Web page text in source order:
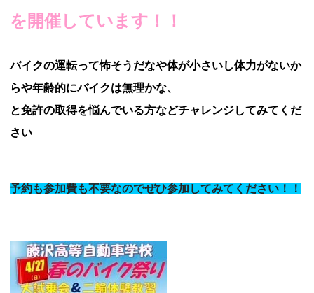
を開催しています！！
バイクの運転って怖そうだなや体が小さいし体力がないか
らや年齢的にバイクは無理かな、
と免許の取得を悩んでいる方などチャレンジしてみてくだ
さい
予約も参加費も不要なのでぜひ参加してみてください！！